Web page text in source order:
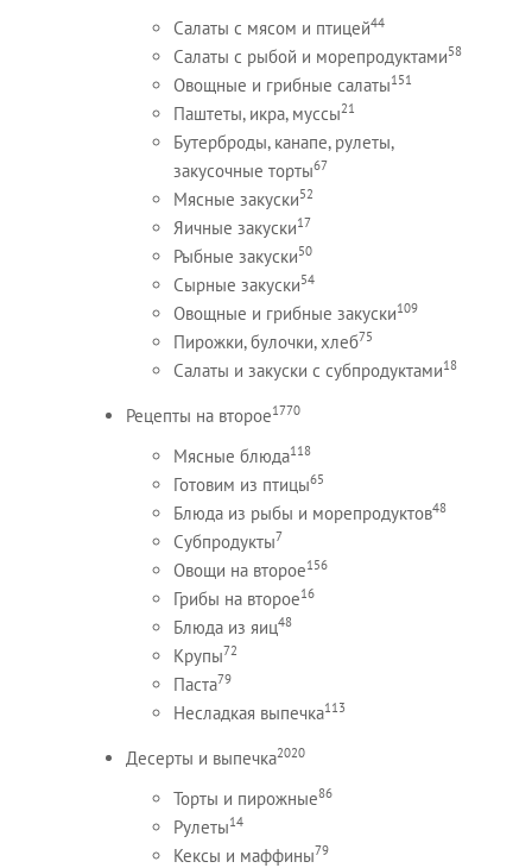
Салаты с мясом и птицей44
Салаты с рыбой и морепродуктами58
Овощные и грибные салаты151
Паштеты, икра, муссы21
Бутерброды, канапе, рулеты,
закусочные торты67
Мясные закуски52
Яичные закуски17
Рыбные закуски50
Сырные закуски54
Овощные и грибные закуски109
Пирожки, булочки, хлеб75
Салаты и закуски с субпродуктами18
Рецепты на второе1770
Мясные блюда118
Готовим из птицы65
Блюда из рыбы и морепродуктов48
Субпродукты7
Овощи на второе156
Грибы на второе16
Блюда из яиц48
Крупы72
Паста79
Несладкая выпечка113
Десерты и выпечка2020
Торты и пирожные86
Рулеты14
Кексы и маффины79